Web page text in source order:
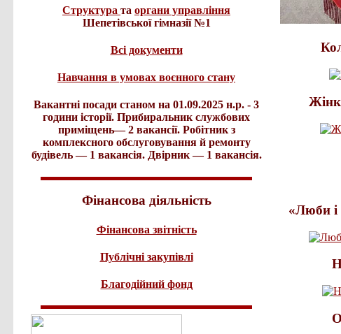
Структура та органи управління
Шепетівської гімназії №1
Всі документи
Навчання в умовах воєнного стану
Вакантні посади станом на 01.09.2025 н.р. - 3
години історії. Прибиральник службових
приміщень— 2 вакансії. Робітник з
комплексного обслуговування й ремонту
будівель — 1 вакансія. Двірник — 1 вакансія.
Фінансова діяльність
Фінансова звітність
Публічні закупівлі
Благодійний фонд
«Люби і